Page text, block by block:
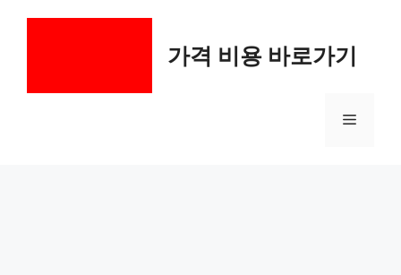
가격 비용 바로가기
메